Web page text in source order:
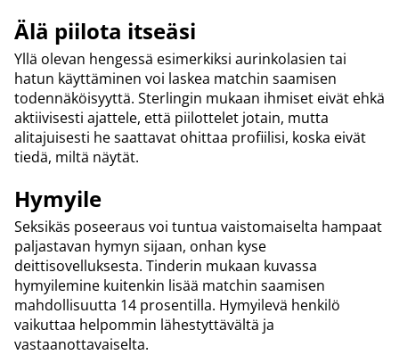
Älä piilota itseäsi
Yllä olevan hengessä esimerkiksi aurinkolasien tai
hatun käyttäminen voi laskea matchin saamisen
todennäköisyyttä. Sterlingin mukaan ihmiset eivät ehkä
aktiivisesti ajattele, että piilottelet jotain, mutta
alitajuisesti he saattavat ohittaa profiilisi, koska eivät
tiedä, miltä näytät.
Hymyile
Seksikäs poseeraus voi tuntua vaistomaiselta hampaat
paljastavan hymyn sijaan, onhan kyse
deittisovelluksesta. Tinderin mukaan kuvassa
hymyilemine kuitenkin lisää matchin saamisen
mahdollisuutta 14 prosentilla. Hymyilevä henkilö
vaikuttaa helpommin lähestyttävältä ja
vastaanottavaiselta.